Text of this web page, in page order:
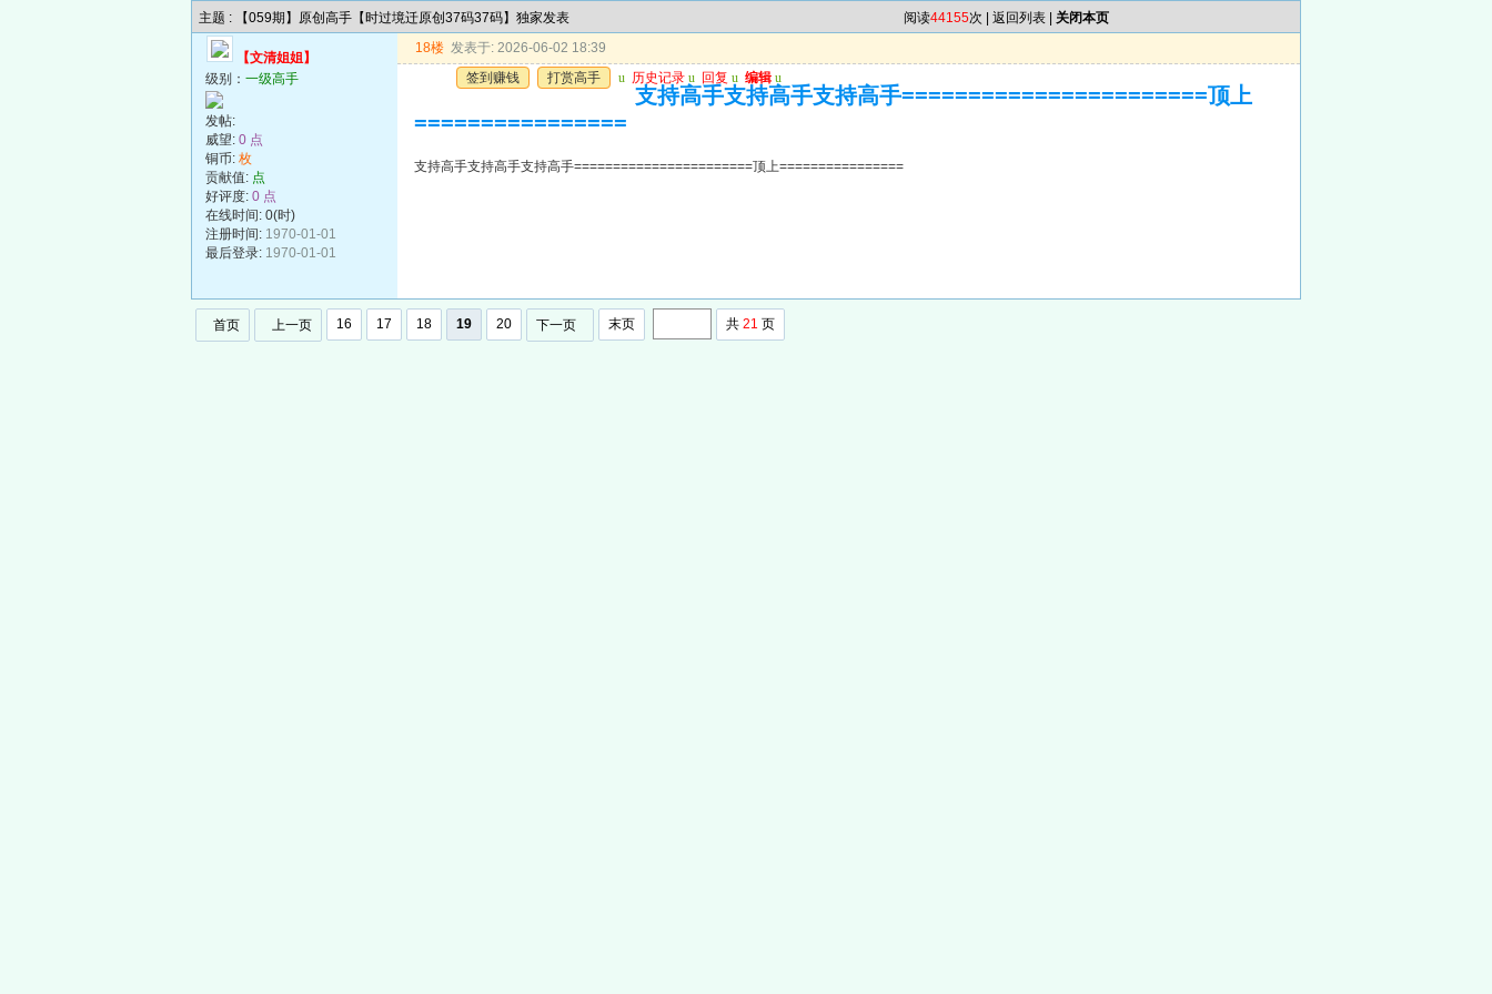
主题 : 【059期】原创高手【时过境迁原创37码37码】独家发表 阅读44155次 | 返回列表 关闭本页
【文清姐姐】
级别： 一级高手
发帖:
威望: 0 点
铜币: 枚
贡献值: 点
好评度: 0 点
在线时间: 0(时)
注册时间: 1970-01-01
最后登录: 1970-01-01
18楼 发表于: 2026-06-02 18:39
签到赚钱
打赏高手 u 历史记录 u 回复 u 编辑 u
支持高手支持高手支持高手=======================顶上
================
支持高手支持高手支持高手=======================顶上================
首页 上一页 16 17 18 19 20 下一页 末页 共 21 页